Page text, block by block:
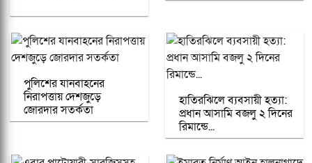
পুলিশের যানবাহনের
নিরাপত্তায় দেশজুড়ে
জোরদার সতর্কতা
হাতিরঝিলে ব্যবসায়ী হত্যা:
প্রধান আসামি বজলু ২ দিনের
রিমান্ডে...